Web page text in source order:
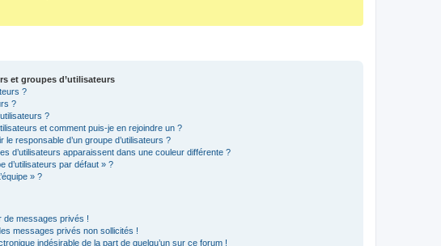
et groupes d’utilisateurs
?
?
?
et comment puis-je en rejoindre un ?
le responsable d’un groupe d’utilisateurs ?
d’utilisateurs apparaissent dans une couleur différente ?
d’utilisateurs par défaut » ?
» ?
de messages privés !
messages privés non sollicités !
indésirable de la part de quelqu’un sur ce forum !